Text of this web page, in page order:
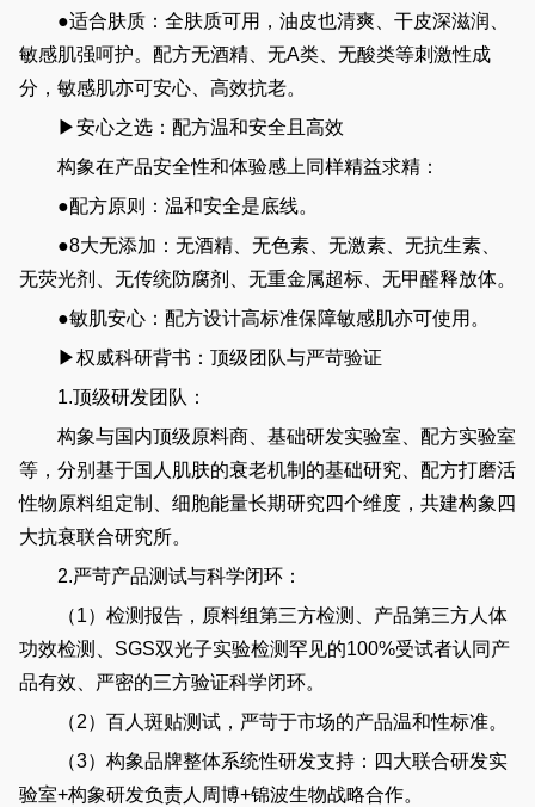
●适合肤质：全肤质可用，油皮也清爽、干皮深滋润、
敏感肌强呵护。配方无酒精、无A类、无酸类等刺激性成
分，敏感肌亦可安心、高效抗老。
▶安心之选：配方温和安全且高效
构象在产品安全性和体验感上同样精益求精：
●配方原则：温和安全是底线。
●8大无添加：无酒精、无色素、无激素、无抗生素、
无荧光剂、无传统防腐剂、无重金属超标、无甲醛释放体。
●敏肌安心：配方设计高标准保障敏感肌亦可使用。
▶权威科研背书：顶级团队与严苛验证
1.顶级研发团队：
构象与国内顶级原料商、基础研发实验室、配方实验室
等，分别基于国人肌肤的衰老机制的基础研究、配方打磨活
性物原料组定制、细胞能量长期研究四个维度，共建构象四
大抗衰联合研究所。
2.严苛产品测试与科学闭环：
（1）检测报告，原料组第三方检测、产品第三方人体
功效检测、SGS双光子实验检测罕见的100%受试者认同产
品有效、严密的三方验证科学闭环。
（2）百人斑贴测试，严苛于市场的产品温和性标准。
（3）构象品牌整体系统性研发支持：四大联合研发实
验室+构象研发负责人周博+锦波生物战略合作。